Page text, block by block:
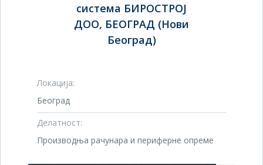
система БИРОСТРОЈ
ДОО, БЕОГРАД (Нови
Београд)
Локација:
Београд
Делатност:
Производња рачунара и периферне опреме